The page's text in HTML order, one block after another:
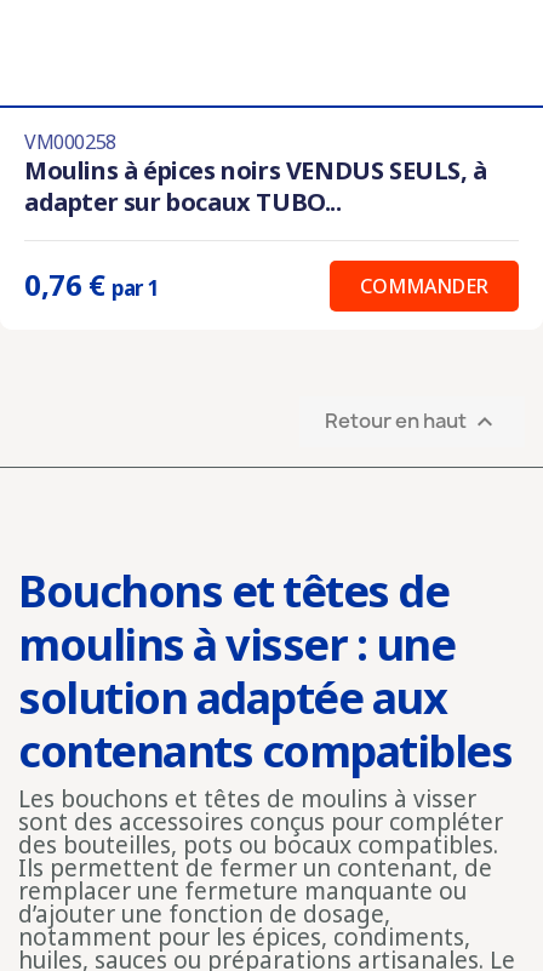
VM000258
Moulins à épices noirs VENDUS SEULS, à
adapter sur bocaux TUBO...
0,76 € par 1 COMMANDER
Retour en haut 
Bouchons et têtes de
moulins à visser : une
solution adaptée aux
contenants compatibles
Les bouchons et têtes de moulins à visser
sont des accessoires conçus pour compléter
des bouteilles, pots ou bocaux compatibles.
Ils permettent de fermer un contenant, de
remplacer une fermeture manquante ou
d’ajouter une fonction de dosage,
notamment pour les épices, condiments,
huiles, sauces ou préparations artisanales. Le